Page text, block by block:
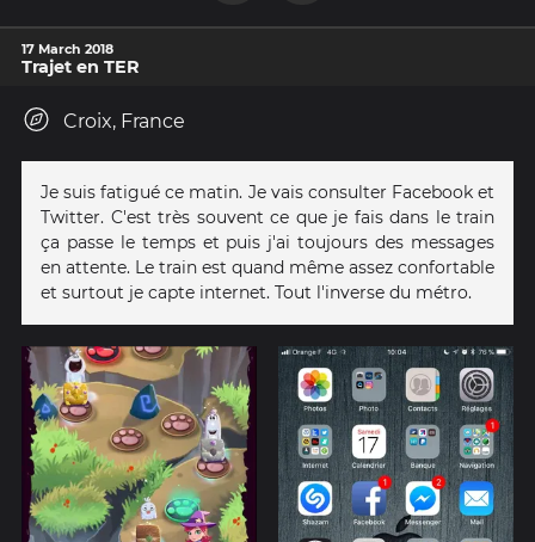
17 March 2018
Trajet en TER
Croix, France
Je suis fatigué ce matin. Je vais consulter Facebook et
Twitter. C'est très souvent ce que je fais dans le train
ça passe le temps et puis j'ai toujours des messages
en attente. Le train est quand même assez confortable
et surtout je capte internet. Tout l'inverse du métro.